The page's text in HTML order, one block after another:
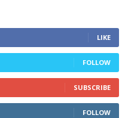
LIKE
FOLLOW
SUBSCRIBE
FOLLOW